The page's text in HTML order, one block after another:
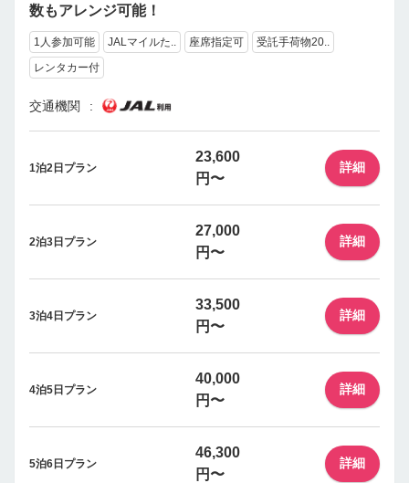
数もアレンジ可能！
1人参加可能 JALマイルた.. 座席指定可
受託手荷物20..
レンタカー付
交通機関
1泊2日プラン
23,600
円〜
詳細
2泊3日プラン
27,000
円〜
詳細
3泊4日プラン
33,500
円〜
詳細
4泊5日プラン
40,000
円〜
詳細
5泊6日プラン
46,300
円〜
詳細